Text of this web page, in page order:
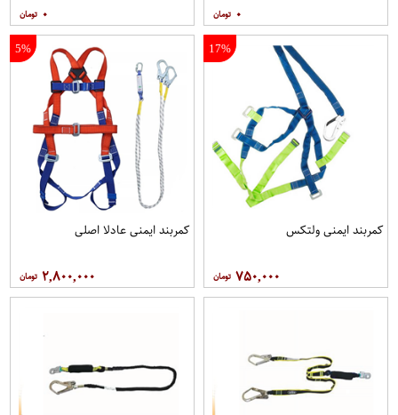
۰ ۰
17%
کمربند ایمنی ولتکس
۷۵۰,۰۰۰
5%
کمربند ایمنی عادلا اصلی
۲,۸۰۰,۰۰۰